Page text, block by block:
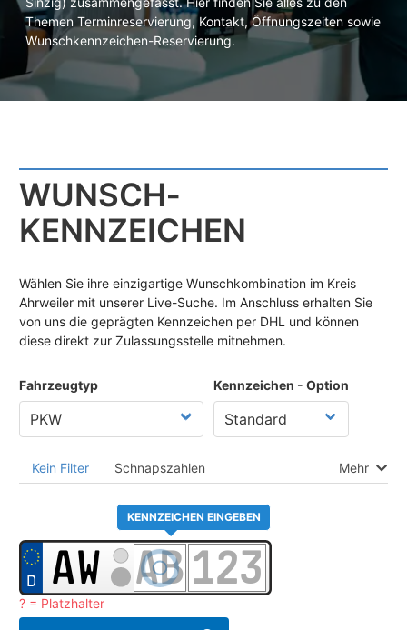
Themen Terminreservierung, Kontakt, Öffnungszeiten sowie
Wunschkennzeichen-Reservierung.
WUNSCH­
KENNZEICHEN
Wählen Sie ihre einzigartige Wunschkombination im Kreis
Ahrweiler mit unserer Live-Suche. Im Anschluss erhalten Sie
von uns die geprägten Kennzeichen per DHL und können
diese direkt zur Zulassungsstelle mitnehmen.
Fahrzeugtyp Kennzeichen - Option
Kein Filter Schnapszahlen Mehr
KENNZEICHEN EINGEBEN
? = Platzhalter